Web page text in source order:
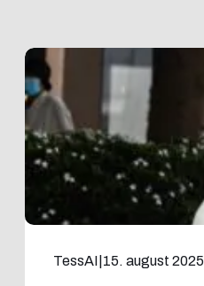
TessAI 15. august 2025